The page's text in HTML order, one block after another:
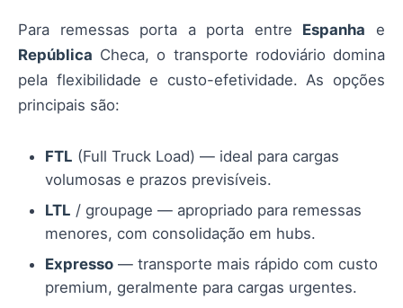
Para remessas porta a porta entre Espanha e
República Checa, o transporte rodoviário domina
pela flexibilidade e custo-efetividade. As opções
principais são:
FTL (Full Truck Load) — ideal para cargas
volumosas e prazos previsíveis.
LTL / groupage — apropriado para remessas
menores, com consolidação em hubs.
Expresso — transporte mais rápido com custo
premium, geralmente para cargas urgentes.